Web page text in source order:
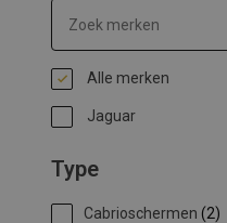
Alle merken
Jaguar
Type
Cabrioschermen (2)